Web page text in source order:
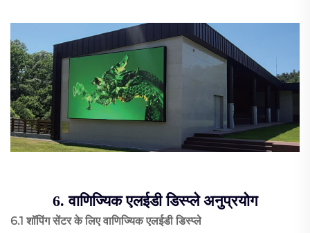
6. वाणिज्यिक एलईडी डिस्प्ले अनुप्रयोग
6.1 शॉपिंग सेंटर के लिए वाणिज्यिक एलईडी डिस्प्ले